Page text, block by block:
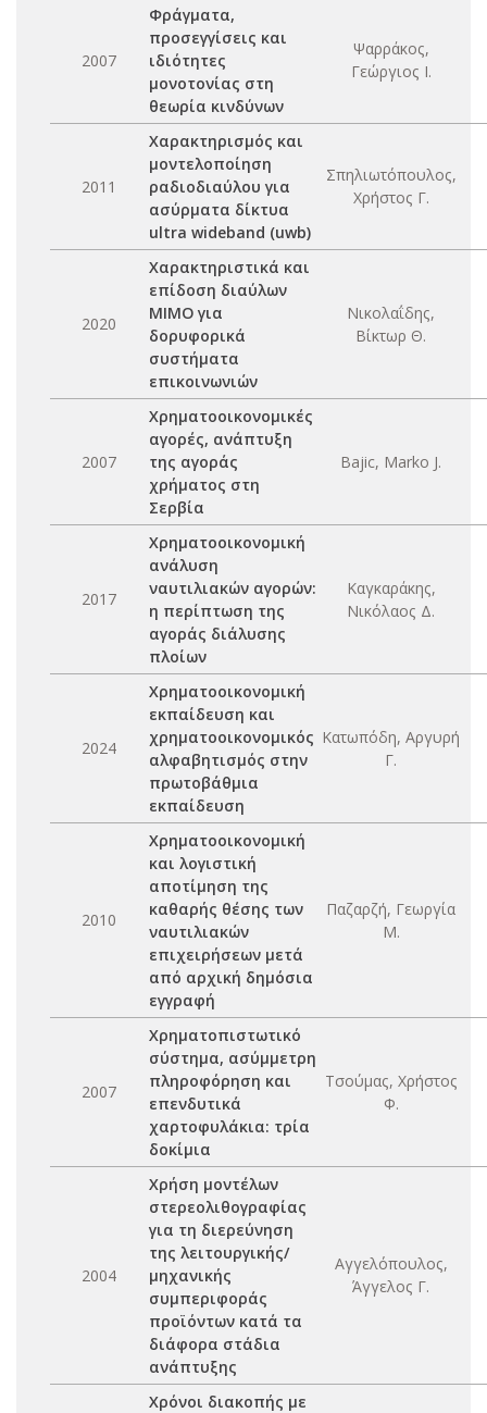
2007
Φράγματα,
προσεγγίσεις και
ιδιότητες
μονοτονίας στη
θεωρία κινδύνων
Ψαρράκος,
Γεώργιος Ι.
2011
Χαρακτηρισμός και
μοντελοποίηση
ραδιοδιαύλου για
ασύρματα δίκτυα
ultra wideband (uwb)
Σπηλιωτόπουλος,
Χρήστος Γ.
2020
Χαρακτηριστικά και
επίδοση διαύλων
ΜΙΜΟ για
δορυφορικά
συστήματα
επικοινωνιών
Νικολαΐδης,
Βίκτωρ Θ.
2007
Χρηματοοικονομικές
αγορές, ανάπτυξη
της αγοράς
χρήματος στη
Σερβία
Bajic, Marko J.
2017
Χρηματοοικονομική
ανάλυση
ναυτιλιακών αγορών:
η περίπτωση της
αγοράς διάλυσης
πλοίων
Καγκαράκης,
Νικόλαος Δ.
2024
Χρηματοοικονομική
εκπαίδευση και
χρηματοοικονομικός
αλφαβητισμός στην
πρωτοβάθμια
εκπαίδευση
Κατωπόδη, Αργυρή
Γ.
2010
Χρηματοοικονομική
και λογιστική
αποτίμηση της
καθαρής θέσης των
ναυτιλιακών
επιχειρήσεων μετά
από αρχική δημόσια
εγγραφή
Παζαρζή, Γεωργία
Μ.
2007
Χρηματοπιστωτικό
σύστημα, ασύμμετρη
πληροφόρηση και
επενδυτικά
χαρτοφυλάκια: τρία
δοκίμια
Τσούμας, Χρήστος
Φ.
2004
Χρήση μοντέλων
στερεολιθογραφίας
για τη διερεύνηση
της λειτουργικής/
μηχανικής
συμπεριφοράς
προϊόντων κατά τα
διάφορα στάδια
ανάπτυξης
Αγγελόπουλος,
Άγγελος Γ.
Χρόνοι διακοπής με